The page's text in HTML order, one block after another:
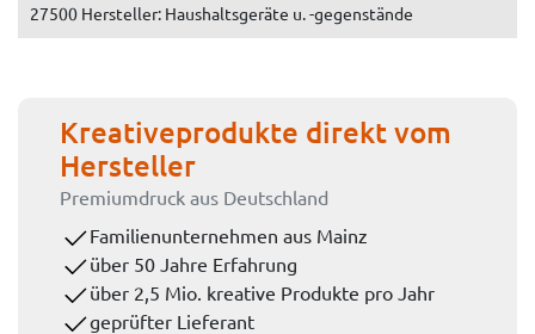
27500 Hersteller: Haushaltsgeräte u. -gegenstände
Kreativeprodukte direkt vom
Hersteller
Premiumdruck aus Deutschland
Familienunternehmen aus Mainz
über 50 Jahre Erfahrung
über 2,5 Mio. kreative Produkte pro Jahr
geprüfter Lieferant